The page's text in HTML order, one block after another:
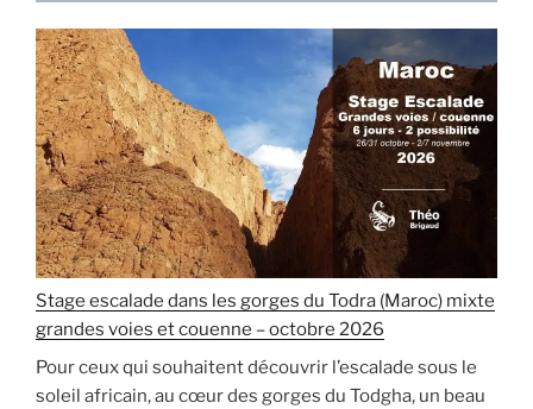
(Maroc)
mixte
grandes
voies
et
couenne
–
octobre
2026 »
Stage escalade dans les gorges du Todra (Maroc) mixte
grandes voies et couenne – octobre 2026
Pour ceux qui souhaitent découvrir l’escalade sous le
soleil africain, au cœur des gorges du Todgha, un beau